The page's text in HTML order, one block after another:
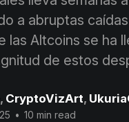
a abruptas
las Altcoins se ha
de estos
, CryptoVizArt,
• 10 min read